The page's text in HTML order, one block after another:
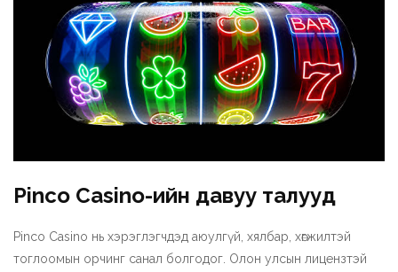
Pinco Casino-ийн давуу талууд
Pinco Casino нь хэрэглэгчдэд аюулгүй, хялбар, хөгжилтэй
тоглоомын орчинг санал болгодог. Олон улсын лицензтэй